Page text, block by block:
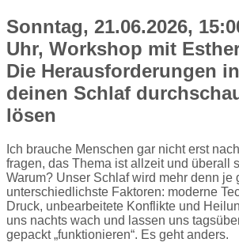
Sonntag, 21.06.2026,
Uhr, Workshop mit
Die Herausforderungen
deinen Schlaf
lösen
Ich brauche Menschen gar nicht erst
fragen, das Thema ist allzeit und überall
Warum? Unser Schlaf wird mehr denn je
unterschiedlichste Faktoren: moderne
Druck, unbearbeitete Konflikte und
uns nachts wach und lassen uns
gepackt „funktionieren“. Es geht anders.